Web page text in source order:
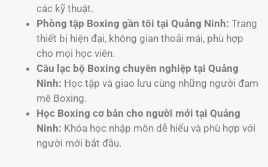
các kỹ thuật.
Phòng tập Boxing gần tôi tại Quảng Ninh: Trang
thiết bị hiện đại, không gian thoải mái, phù hợp
cho mọi học viên.
Câu lạc bộ Boxing chuyên nghiệp tại Quảng
Ninh: Học tập và giao lưu cùng những người đam
mê Boxing.
Học Boxing cơ bản cho người mới tại Quảng
Ninh: Khóa học nhập môn dễ hiểu và phù hợp với
người mới bắt đầu.